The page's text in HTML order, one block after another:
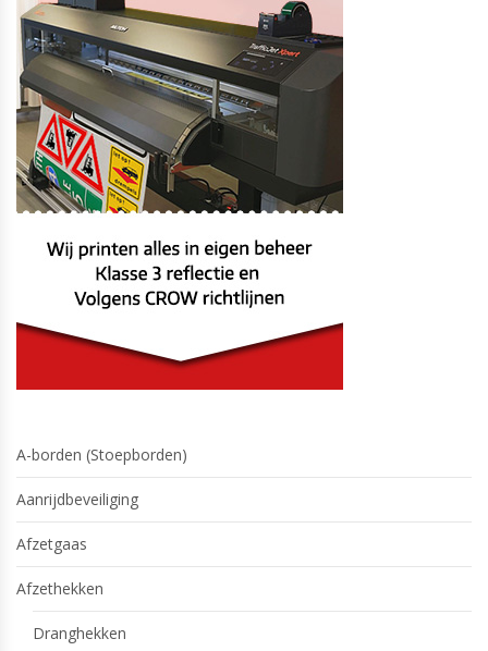
A-borden (Stoepborden)
Aanrijdbeveiliging
Afzetgaas
Afzethekken
Dranghekken